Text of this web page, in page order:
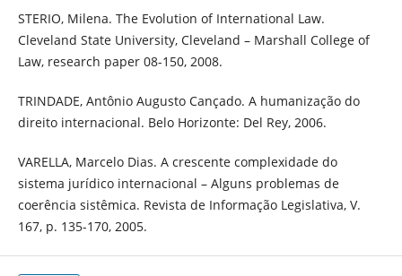
STERIO, Milena. The Evolution of International Law.
Cleveland State University, Cleveland – Marshall College of
Law, research paper 08-150, 2008.
TRINDADE, Antônio Augusto Cançado. A humanização do
direito internacional. Belo Horizonte: Del Rey, 2006.
VARELLA, Marcelo Dias. A crescente complexidade do
sistema jurídico internacional – Alguns problemas de
coerência sistêmica. Revista de Informação Legislativa, V.
167, p. 135-170, 2005.